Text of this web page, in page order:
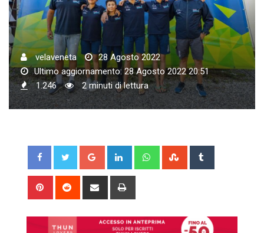
velaveneta
28 Agosto 2022
Ultimo aggiornamento: 28 Agosto 2022 20:51
1.246
2 minuti di lettura
Google+ LinkedIn WhatsappStumbleUpon
Pinterest Reddit
Share